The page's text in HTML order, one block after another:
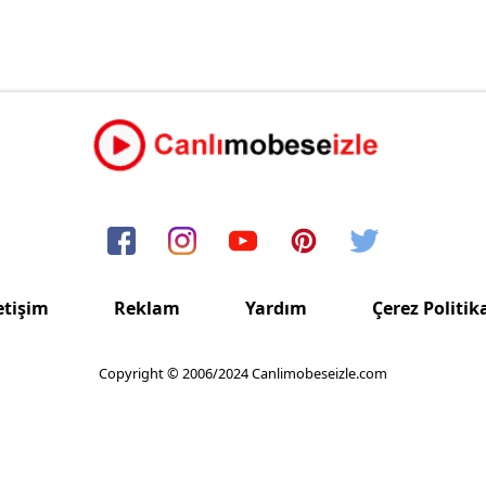
Reklam Yardım Çerez
Copyright © 2006/2024 Canlimobeseizle.com